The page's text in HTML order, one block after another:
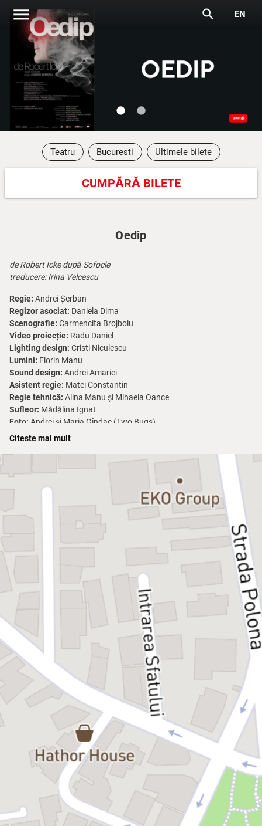
menu search EN
lens lens
Teatru Bucuresti Ultimele bilete
CUMPĂRĂ BILETE
Oedip
de Robert Icke după Sofocle
traducere: Irina Velcescu
Regie: Andrei Șerban
Regizor asociat: Daniela Dima
Scenografie: Carmencita Brojboiu
Video proiecție: Radu Daniel
Lighting design: Cristi Niculescu
Lumini: Florin Manu
Sound design: Andrei Amariei
Asistent regie: Matei Constantin
Regie tehnică: Alina Manu și Mihaela Oance
Sufleor: Mădălina Ignat
Foto: Andrei și Maria Gîndac (Two Bugs)
Spectacolul se adresează publicului cu vârsta de peste 16 ani.
Spectacolul conține scene cu conotație sexuală și limbaj
Andrei Șerban revine la Bulandra cu tulburătorul spectacol Oedip
montare a vremurilor noastre, în care miturile antice se transformă
în breaking news. Tragedia lui Sofocle este curajos reinterpretată de
multipremiatul regizor și dramaturg britanic Robert Icke, într-o
versiune proaspătă și modernă, care păstrează temele esențiale:
cunoașterea de sine, adevăr, vină, destin, liber arbitru și aroganța
de a crede că știm tot și de a promite ce nu știm. Toate acestea sunt
aduse în contextul oamenilor de azi, care se cred noii zei ai secolului
În spectacolul regizat de Andrei Șerban, după adaptarea lui Icke,
Oedip este un politician cu ambiții de putere, care așteaptă
rezultatele alegerilor, decisive pentru cariera și familia lui. Dar și
pentru țară, de votul crucial atârnând soarta unei întregi națiuni.
Însă, prin tensiunea iscată de drame de familie, scandaluri
mediatice și măști care cad, presiunea crește și emoțiile se
amplifică.
Spectacolul se derulează într-un ritm amețitor, cu viteza unui
accident care stă să se întâmple, cu intrigi, strategii și răsturnări de
situație, care țin toată lumea în suspans de la un capăt la altul.
Cea mai mare enigmă de dezlegat rămâne cea veche de milenii:
oare ne-am născut inocenți sau vinovați? Cine suntem cu
adevărat? În ce măsură înțelegem și acceptăm destinul?
Mai presus de orice, acest Oedip
e o mare și imposibilă poveste de
dragoste.
Citeste mai mult